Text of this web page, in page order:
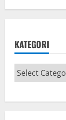
KATEGORI